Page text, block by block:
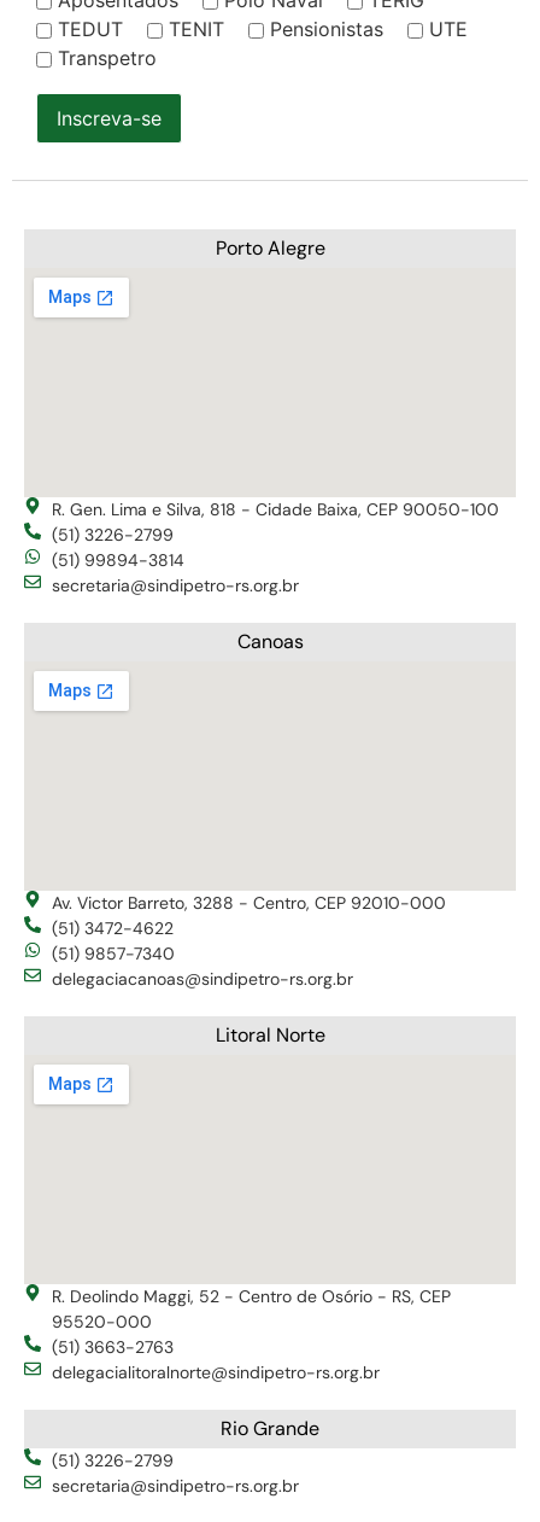
TEDUT
TENIT Pensionistas
UTE
Transpetro
Inscreva-se
Porto Alegre
R. Gen. Lima e Silva, 818 - Cidade Baixa, CEP 90050-100
(51) 3226-2799
(51) 99894-3814
secretaria@sindipetro-rs.org.br
Canoas
Av. Victor Barreto, 3288 - Centro, CEP 92010-000
(51) 3472-4622
(51) 9857-7340
delegaciacanoas@sindipetro-rs.org.br
Litoral Norte
R. Deolindo Maggi, 52 - Centro de Osório - RS, CEP
95520-000
(51) 3663-2763
delegacialitoralnorte@sindipetro-rs.org.br
Rio Grande
(51) 3226-2799
secretaria@sindipetro-rs.org.br